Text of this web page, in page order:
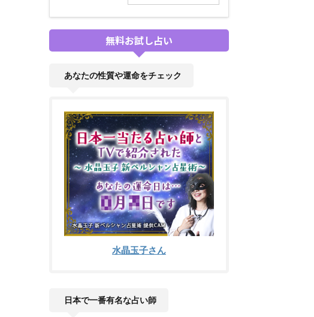
無料お試し占い
あなたの性質や運命をチェック
水晶玉子さん
日本で一番有名な占い師